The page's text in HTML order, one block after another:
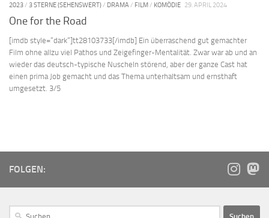
2023/ 3 STERNE (SEHENSWERT)/ DRAMA / FILM/ KOMÖDIE 29. APRIL 2024
One for the Road
[imdb style=“dark“]tt28103733[/imdb] Ein überraschend gut gemachter
Film ohne allzu viel Pathos und Zeigefinger-Mentalität. Zwar war ab und an
wieder das deutsch-typische Nuscheln störend, aber der ganze Cast hat
einen prima Job gemacht und das Thema unterhaltsam und ernsthaft
umgesetzt. 3/5
FOLGEN: